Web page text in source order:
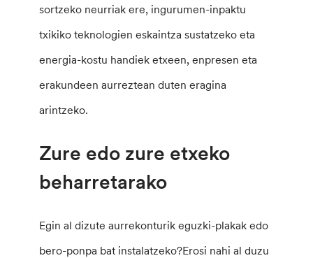
sortzeko neurriak ere, ingurumen-inpaktu
txikiko teknologien eskaintza sustatzeko eta
energia-kostu handiek etxeen, enpresen eta
erakundeen aurreztean duten eragina
arintzeko.
Zure edo zure etxeko
beharretarako
Egin al dizute aurrekonturik eguzki-plakak edo
bero-ponpa bat instalatzeko?Erosi nahi al duzu